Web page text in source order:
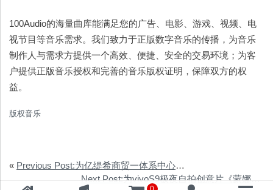
100Audio的海量曲库能满足您的广告、电影、游戏、视频、电
视节目等音乐需求。我们致力于正版数字音乐的传播，为音乐
制作人与需求方提供一个高效、便捷、安全的交易环境；为客
户提供正版音乐授权和完善的音乐版权证明，保障双方的权
益。
版权音乐
« Previous Post:为亿缇希商贸一体系中心仓开业典礼提供音乐版权